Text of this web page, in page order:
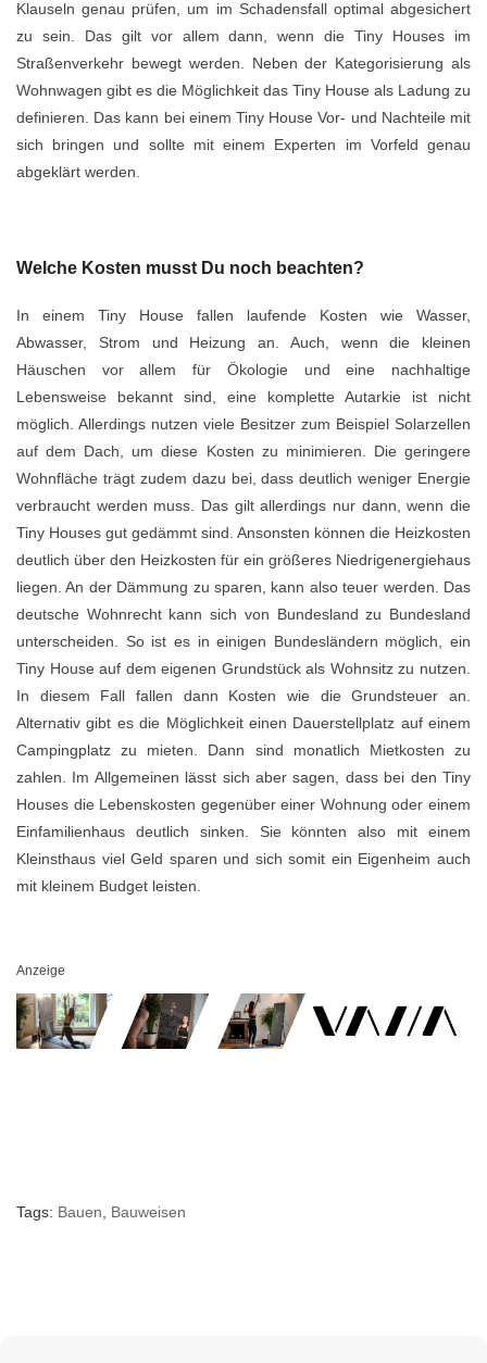
Klauseln genau prüfen, um im Schadensfall optimal abgesichert
zu sein. Das gilt vor allem dann, wenn die Tiny Houses im
Straßenverkehr bewegt werden. Neben der Kategorisierung als
Wohnwagen gibt es die Möglichkeit das Tiny House als Ladung zu
definieren. Das kann bei einem Tiny House Vor- und Nachteile mit
sich bringen und sollte mit einem Experten im Vorfeld genau
abgeklärt werden.
Welche Kosten musst Du noch beachten?
In einem Tiny House fallen laufende Kosten wie Wasser,
Abwasser, Strom und Heizung an. Auch, wenn die kleinen
Häuschen vor allem für Ökologie und eine nachhaltige
Lebensweise bekannt sind, eine komplette Autarkie ist nicht
möglich. Allerdings nutzen viele Besitzer zum Beispiel Solarzellen
auf dem Dach, um diese Kosten zu minimieren. Die geringere
Wohnfläche trägt zudem dazu bei, dass deutlich weniger Energie
verbraucht werden muss. Das gilt allerdings nur dann, wenn die
Tiny Houses gut gedämmt sind. Ansonsten können die Heizkosten
deutlich über den Heizkosten für ein größeres Niedrigenergiehaus
liegen. An der Dämmung zu sparen, kann also teuer werden. Das
deutsche Wohnrecht kann sich von Bundesland zu Bundesland
unterscheiden. So ist es in einigen Bundesländern möglich, ein
Tiny House auf dem eigenen Grundstück als Wohnsitz zu nutzen.
In diesem Fall fallen dann Kosten wie die Grundsteuer an.
Alternativ gibt es die Möglichkeit einen Dauerstellplatz auf einem
Campingplatz zu mieten. Dann sind monatlich Mietkosten zu
zahlen. Im Allgemeinen lässt sich aber sagen, dass bei den Tiny
Houses die Lebenskosten gegenüber einer Wohnung oder einem
Einfamilienhaus deutlich sinken. Sie könnten also mit einem
Kleinsthaus viel Geld sparen und sich somit ein Eigenheim auch
mit kleinem Budget leisten.
Anzeige
Tags: Bauen, Bauweisen